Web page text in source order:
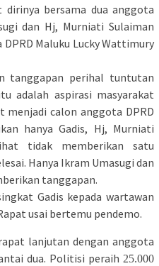
bersama dua anggota
dan Hj, Murniati Sulaiman
Maluku Lucky Wattimury
tanggapan perihal tuntutan
adalah aspirasi masyarakat
menjadi calon anggota DPRD
hanya Gadis, Hj, Murniati
tidak memberikan satu
Hanya Ikram Umasugi dan
tanggapan.
Gadis kepada wartawan
usai bertemu pendemo.
lanjutan dengan anggota
dua. Politisi peraih 25.000